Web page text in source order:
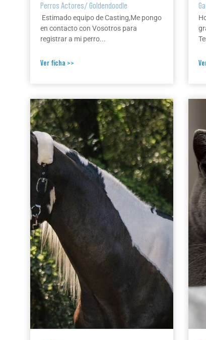
Perros Actores/Goldendoodle
Estimado equipo de Casting,Me pongo
en contacto con Vosotros para
registrar a mi perro...
Ver ficha >>